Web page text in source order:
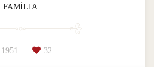
FAMÍLIA
1951 32